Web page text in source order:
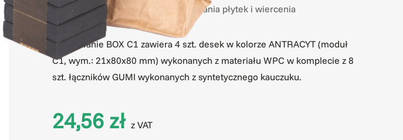
Podłoga na balkon GUMI – bez skuwania płytek i wiercenia
Opakowanie BOX C1 zawiera 4 szt. desek w kolorze ANTRACYT (moduł
C1, wym.: 21x80x80 mm) wykonanych z materiału WPC w komplecie z 8
szt. łączników GUMI wykonanych z syntetycznego kauczuku.
24,56 zł z VAT